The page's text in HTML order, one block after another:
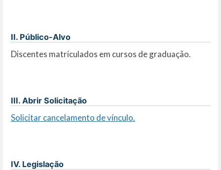
II. Público-Alvo
Discentes matriculados em cursos de graduação.
III. Abrir Solicitação
Solicitar cancelamento de vínculo.
IV. Legislação